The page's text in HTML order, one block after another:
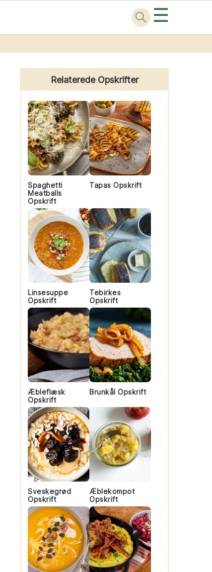
☰
Primary
Sidebar
Relaterede Opskrifter
Spaghetti
Meatballs
Opskrift
Tapas Opskrift
Linsesuppe
Opskrift
Tebirkes
Opskrift
Æbleflæsk
Opskrift
Brunkål Opskrift
Sveskegrød
Opskrift
Æblekompot
Opskrift